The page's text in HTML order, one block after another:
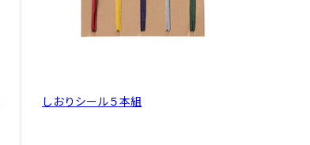
しおりシール５本組